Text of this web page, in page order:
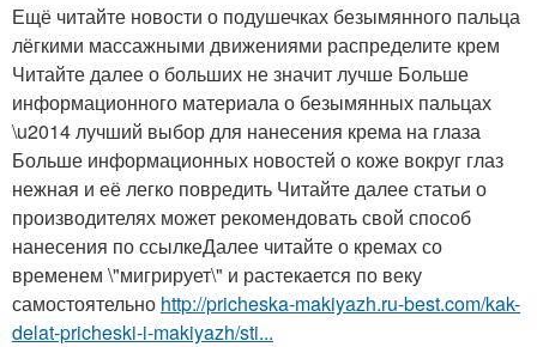
Ещё читайте новости о подушечках безымянного пальца
лёгкими массажными движениями распределите крем
Читайте далее о больших не значит лучше Больше
информационного материала о безымянных пальцах
\u2014 лучший выбор для нанесения крема на глаза
Больше информационных новостей о коже вокруг глаз
нежная и её легко повредить Читайте далее статьи о
производителях может рекомендовать свой способ
нанесения по ссылкеДалее читайте о кремах со
временем \"мигрирует\" и растекается по веку
самостоятельно http://pricheska-makiyazh.ru-best.com/kak-
delat-pricheski-i-makiyazh/sti...